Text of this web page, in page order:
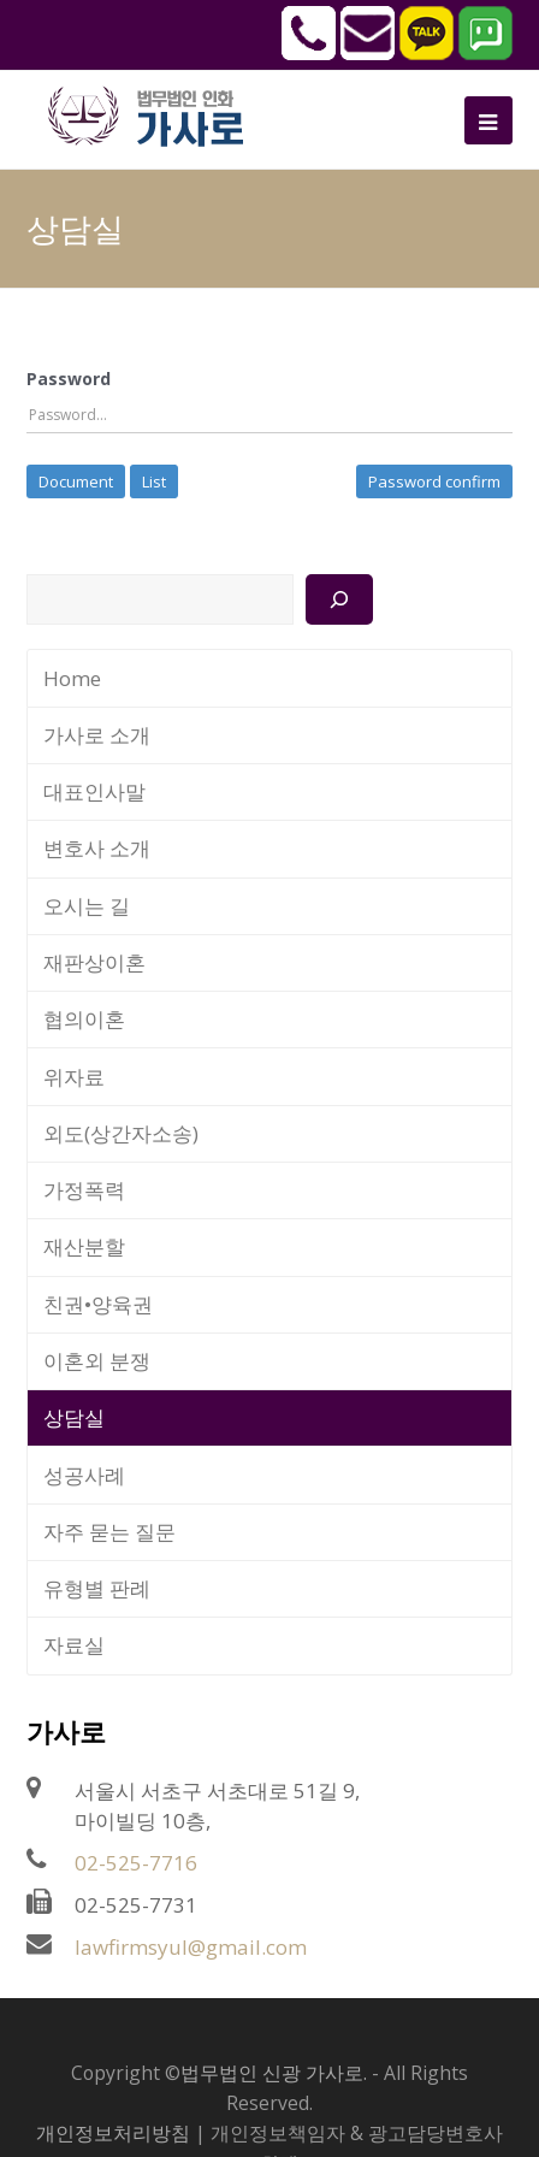
상담실
Password
Document List Password confirm
Home
가사로 소개
대표인사말
변호사 소개
오시는 길
재판상이혼
협의이혼
위자료
외도(상간자소송)
가정폭력
재산분할
친권•양육권
이혼외 분쟁
상담실
성공사례
자주 묻는 질문
유형별 판례
자료실
가사로
서울시 서초구 서초대로 51길 9,
마이빌딩 10층,
02-525-7716
02-525-7731
lawfirmsyul@gmail.com
Copyright ©법무법인 신광 가사로. - All Rights
Reserved.
개인정보처리방침 | 개인정보책임자 & 광고담당변호사